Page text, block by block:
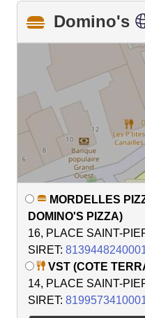
Domino's
MORDELLES
DOMINO'S PIZZA)
16, PLACE SAINT-
SIRET:
VST (COTE
14, PLACE SAINT-
SIRET: